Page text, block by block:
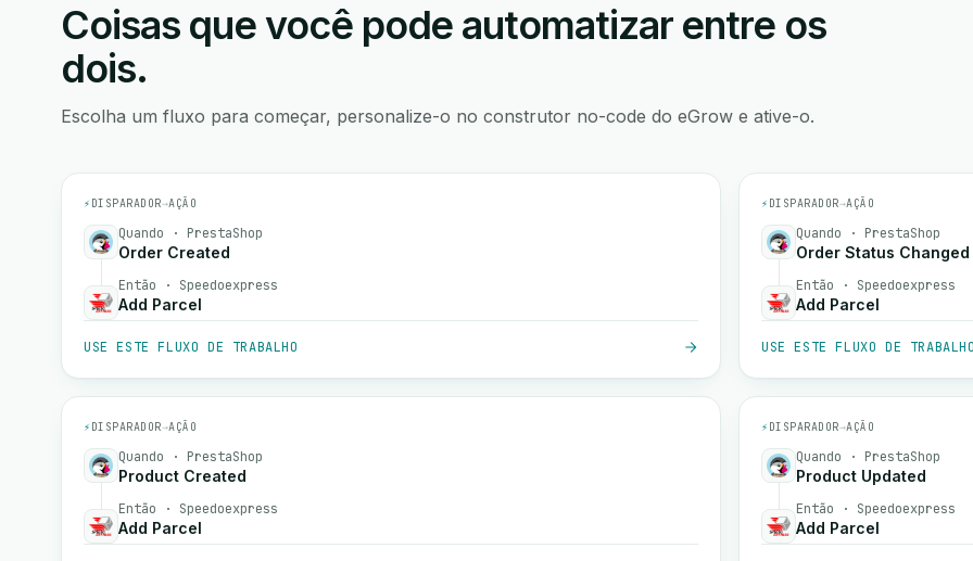
Coisas que você pode automatizar entre os
dois.
Escolha um fluxo para começar, personalize-o no construtor no-code do eGrow e ative-o.
⚡ DISPARADOR→AÇÃO
Quando · PrestaShop
Order Created
Então · Speedoexpress
Add Parcel
USE ESTE FLUXO DE TRABALHO
⚡ DISPARADOR→AÇÃO
Quando · PrestaShop
Order Status Changed
Então · Speedoexpress
Add Parcel
USE ESTE FLUXO DE
⚡ DISPARADOR→AÇÃO
Quando · PrestaShop
Product Created
Então · Speedoexpress
Add Parcel
⚡ DISPARADOR→AÇÃO
Quando · PrestaShop
Product Updated
Então · Speedoexpress
Add Parcel